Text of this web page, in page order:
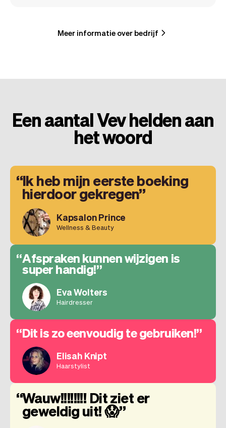
Meer informatie over bedrijf
Een aantal Vev helden aan
het woord
Ik heb mijn eerste boeking
hierdoor gekregen
Kapsalon Prince
Wellness & Beauty
Afspraken kunnen wijzigen is
super handig!
Eva Wolters
Hairdresser
Dit is zo eenvoudig te gebruiken!
Elisah Knipt
Haarstylist
Wauw!!!!!!!! Dit ziet er
geweldig uit! 😱